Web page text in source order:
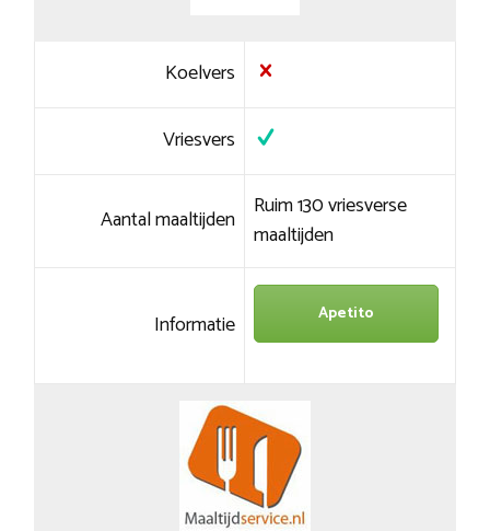
Koelvers
Vriesvers
Aantal maaltijden Ruim 130 vriesverse
maaltijden
Informatie Apetito